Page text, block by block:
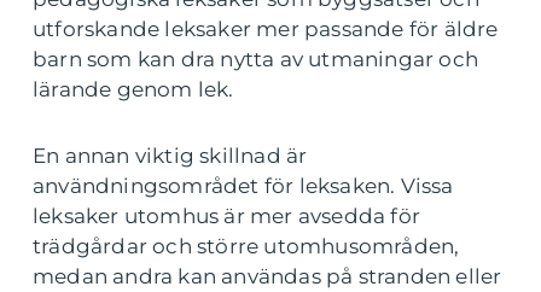
utforskande leksaker mer passande för äldre
barn som kan dra nytta av utmaningar och
lärande genom lek.
En annan viktig skillnad är
användningsområdet för leksaken. Vissa
leksaker utomhus är mer avsedda för
trädgårdar och större utomhusområden,
medan andra kan användas på stranden eller